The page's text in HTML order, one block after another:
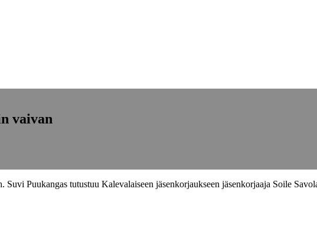
vaivan
Puukangas tutustuu Kalevalaiseen jäsenkorjaukseen jäsenkorjaaja Soile